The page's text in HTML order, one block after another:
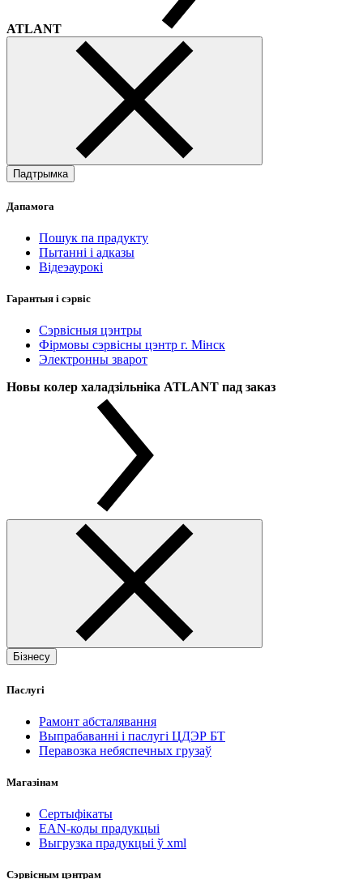
ATLANT
Падтрымка
Дапамога
Пошук па прадукту
Пытанні і адказы
Відеэаурокі
Гарантыя і сэрвіс
Сэрвісныя цэнтры
Фірмовы сэрвісны цэнтр г. Мінск
Электронны зварот
Новы колер халадзільніка ATLANT пад заказ
Бізнесу
Паслугі
Рамонт абсталявання
Выпрабаванні і паслугі ЦДЭР БТ
Перавозка небяспечных грузаў
Магазінам
Сертыфікаты
EAN-коды прадукцыі
Выгрузка прадукцыі ў xml
Сэрвісным цэнтрам